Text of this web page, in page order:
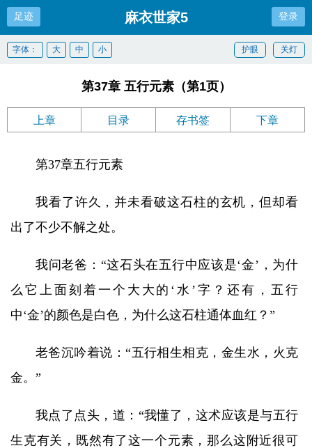
足迹 麻衣世家5 登录
关灯
护眼
字体： 大 中 小
第37章 五行元素（第1页）
上章 目录 存书签 下章
第37章五行元素
我看了许久，并未看破这石柱的玄机，但却看
出了不少不解之处。
我问老爸：“这石头在五行中应该是‘金’，为什
么它上面刻着一个大大的‘水’字？还有，五行
中‘金’的颜色是白色，为什么这石柱通体血红？”
老爸沉吟着说：“五行相生相克，金生水，火克
金。”
我点了点头，道：“我懂了，这术应该是与五行
生克有关，既然有了这一个元素，那么这附近很可